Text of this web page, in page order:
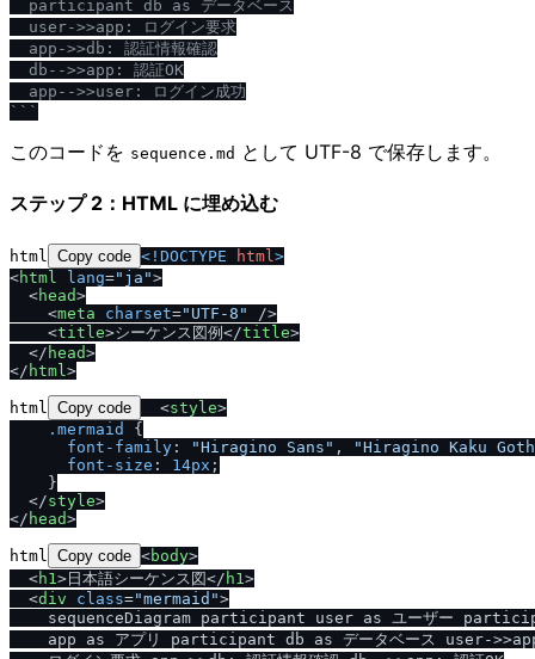
  participant db as データベース
  user->>app: ログイン要求
  app->>db: 認証情報確認
  db-->>app: 認証OK
  app-->>user: ログイン成功
```
このコードを sequence.md として UTF-8 で保存します。
ステップ 2：HTML に埋め込む
html Copy code <!DOCTYPE html >
<html lang="ja">
<head>
<meta charset="UTF-8" />
<title>シーケンス図例</title>
</ head>
</ html >
html Copy code <style>
.mermaid
{
font-family : "Hiragino Sans" ,
"Hiragino Kaku
font-size : 14px ;
    }
</style>
</ head>
html Copy code <body>
<h1 >日本語シーケンス図</ h1 >
<div class="mermaid">
sequenceDiagram participant user as ユーザー
app as アプリ participant db as データベース user-